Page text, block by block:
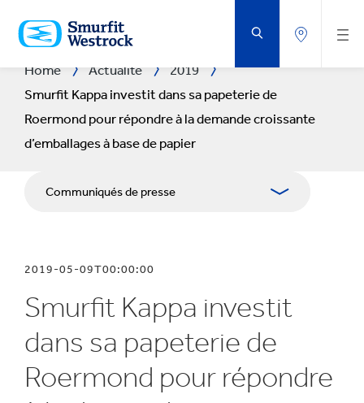
AU
CONTENU
PRINCIPAL
Home Actualité
2019
Smurfit Kappa investit dans sa papeterie de
Roermond pour répondre à la demande croissante
d’emballages à base de papier
Communiqués de presse
Kit Media
2019-05-09T00:00:00
Smurfit Kappa investit
dans sa papeterie de
Roermond pour répondre